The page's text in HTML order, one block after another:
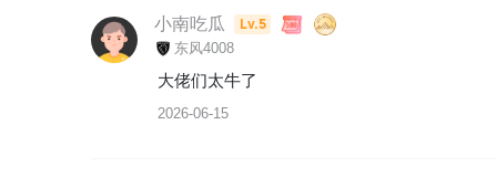
小南吃瓜 Lv.5
东风4008
大佬们太牛了
2026-06-15